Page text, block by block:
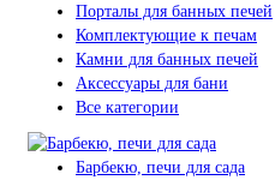
Порталы для банных печей
Комплектующие к печам
Камни для банных печей
Аксессуары для бани
Все категории
Барбекю, печи для сада